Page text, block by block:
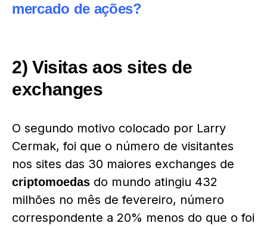
mercado de ações?
2) Visitas aos sites de
exchanges
O segundo motivo colocado por Larry
Cermak, foi que o número de visitantes
nos sites das 30 maiores exchanges de
criptomoedas do mundo atingiu 432
milhões no mês de fevereiro, número
correspondente a 20% menos do que o foi